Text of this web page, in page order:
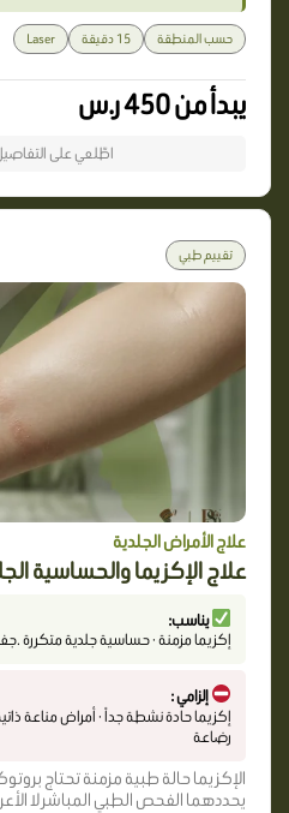
حسب المنطقة 15 دقيقة Laser
يبدأ من 450 ر.س
اطّلعي على
تقييم طبي
علاج الأمراض الجلدية
علاج الإكزيما والحساسية
يناسب:
إكزيما مزمنة · حساسية جلدية متكررة
إلزامي :
إكزيما حادة نشطة جداً · أمراض مناعة
رضاعة
الإكزيما حالة طبية مزمنة تحتاج
يحددهما الفحص الطبي المباشر لا